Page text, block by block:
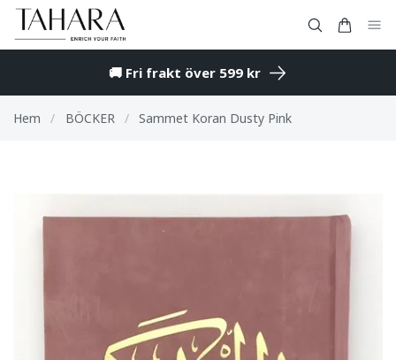
🚚 Fri frakt över 599 kr
Hem / BÖCKER / Sammet Koran Dusty Pink